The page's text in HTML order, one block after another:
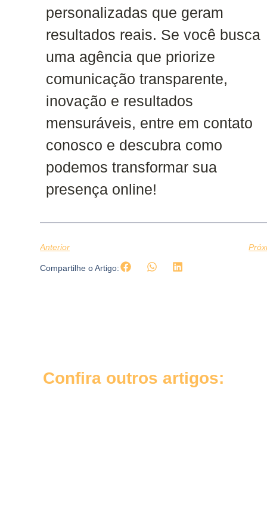
personalizadas que geram
resultados reais. Se você busca
uma agência que priorize
comunicação transparente,
inovação e resultados
mensuráveis, entre em contato
conosco e descubra como
podemos transformar sua
presença online!
Anterior
Compartilhe o Artigo:
Confira outros artigos: